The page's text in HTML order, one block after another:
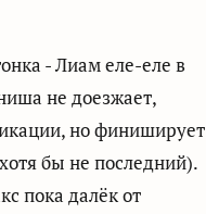
- Лиам еле-еле в
не доезжает,
но финиширует
бы не последний).
пока далёк от